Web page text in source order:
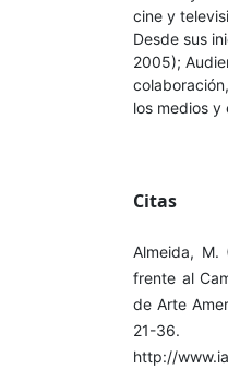
cine y
Desde sus
2005);
los medios y
Citas
Almeida, M.
frente al
de Arte
21-
http://